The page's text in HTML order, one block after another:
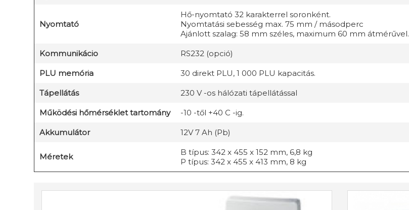
Nyomtató
Hő-nyomtató 32 karakterrel soronként.
Nyomtatási sebesség max. 75 mm / másodperc
Ajánlott szalag: 58 mm széles, maximum 60 mm átmérűvel.
Kommunikácio RS232 (opció)
PLU memória 30 direkt PLU, 1 000 PLU kapacitás.
Tápellátás 230 V -os hálózati tápellátással
Működési hőmérséklet tartomány -10 -től +40 C -ig.
Akkumulátor 12V 7 Ah (Pb)
Méretek
B típus: 342 x 455 x 152 mm, 6,8 kg
P típus: 342 x 455 x 413 mm, 8 kg